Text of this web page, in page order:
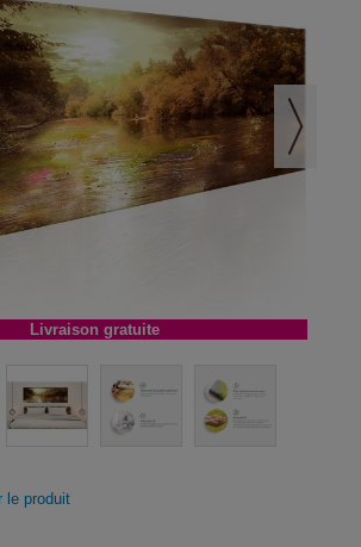
Livraison gratuite
le produit